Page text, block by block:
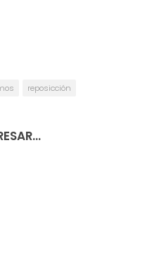
reposicción